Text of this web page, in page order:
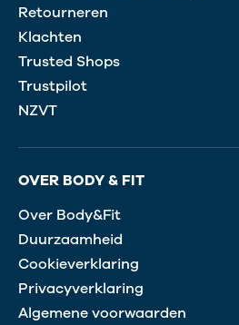
Retourneren
Klachten
Trusted Shops
Trustpilot
NZVT
OVER BODY & FIT
Over Body&Fit
Duurzaamheid
Cookieverklaring
Privacyverklaring
Algemene voorwaarden